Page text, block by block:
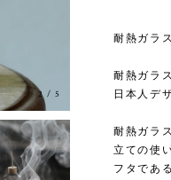
3 /5
耐熱ガラ
耐熱ガラ
日本人デ
耐熱ガラ
立ての使
フタであ